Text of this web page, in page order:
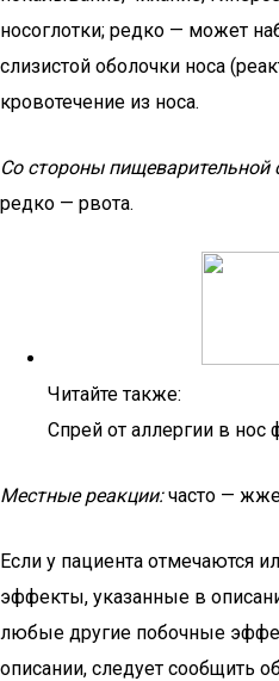
носоглотки; редко — может
слизистой оболочки носа
кровотечение из носа.
Со стороны пищеварительной
редко — рвота.
Читайте также:
Спрей от аллергии в нос
Местные реакции:часто —
Если у пациента отмечаются
эффекты, указанные в
любые другие побочные
описании, следует сообщить